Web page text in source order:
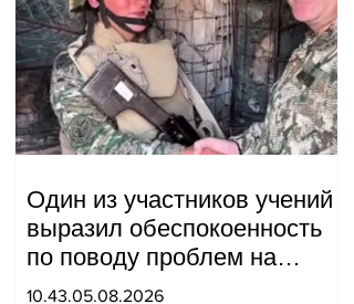
Один из участников учений
выразил обеспокоенность
по поводу проблем на
одном из постов в Сюнике.
10.43.05.08.2026